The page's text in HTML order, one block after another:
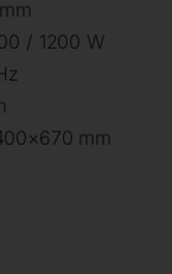
/ 1200 W
mm